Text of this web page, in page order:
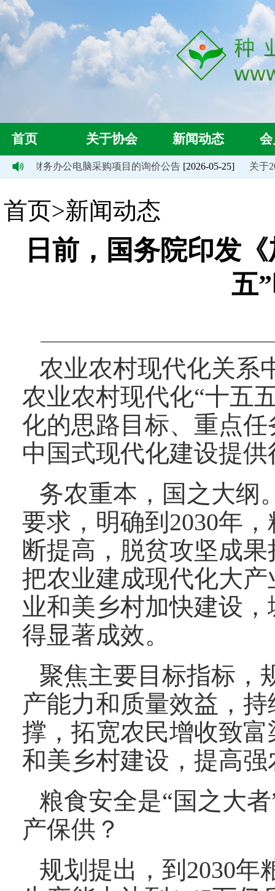
首页 关于协会 新闻动态
于财务办公电脑采购项目的询价公告 [2026-05-25] 关于
首页>新闻动态
日前，国务院印发
五
农业农村现代化关系
农业农村现代化“十五
化的思路目标、重点
中国式现代化建设提
务农重本，国之大纲
要求，明确到2030年
断提高，脱贫攻坚成
把农业建成现代化大
业和美乡村加快建设
得显著成效。
聚焦主要目标指标，
产能力和质量效益，
撑，拓宽农民增收致
和美乡村建设，提高
粮食安全是“国之大
产保供？
规划提出，到2030